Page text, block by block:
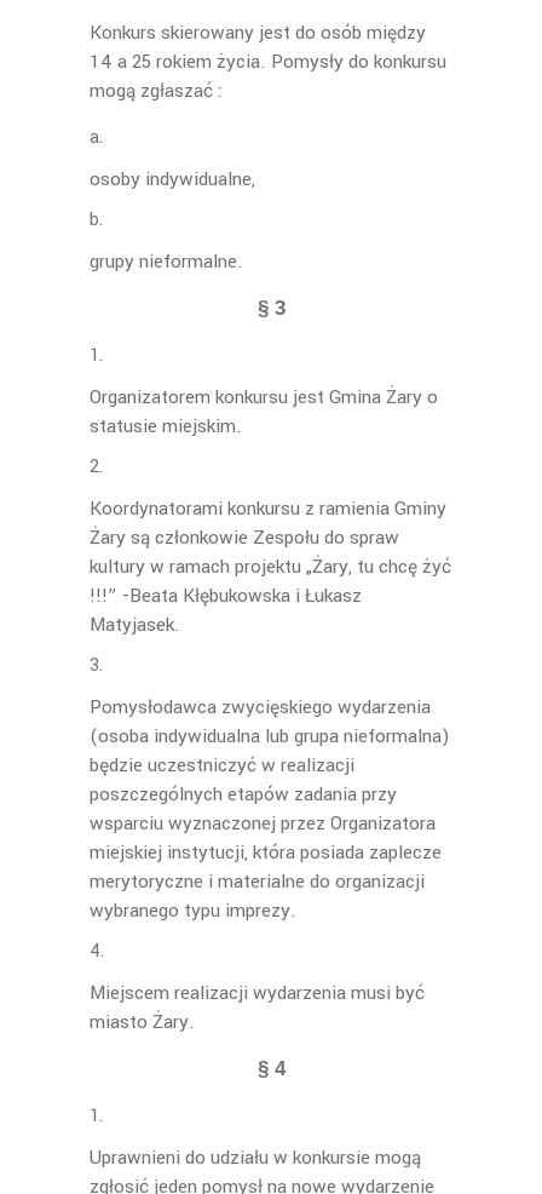
Konkurs skierowany jest do osób między
14 a 25 rokiem życia. Pomysły do konkursu
mogą zgłaszać :
osoby indywidualne,
grupy nieformalne.
§ 3
Organizatorem konkursu jest Gmina Żary o
statusie miejskim.
Koordynatorami konkursu z ramienia Gminy
Żary są członkowie Zespołu do spraw
kultury w ramach projektu „Żary, tu chcę żyć
!!!” -Beata Kłębukowska i Łukasz
Matyjasek.
Pomysłodawca zwycięskiego wydarzenia
(osoba indywidualna lub grupa nieformalna)
będzie uczestniczyć w realizacji
poszczególnych etapów zadania przy
wsparciu wyznaczonej przez Organizatora
miejskiej instytucji, która posiada zaplecze
merytoryczne i materialne do organizacji
wybranego typu imprezy.
Miejscem realizacji wydarzenia musi być
miasto Żary.
§ 4
Uprawnieni do udziału w konkursie mogą
zgłosić jeden pomysł na nowe wydarzenie